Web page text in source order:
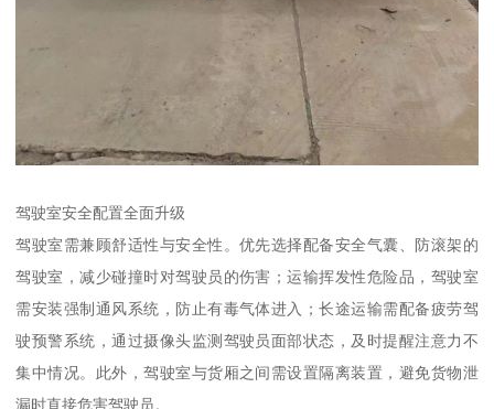
驾驶室安全配置全面升级​
驾驶室需兼顾舒适性与安全性。优先选择配备安全气囊、防滚架的
驾驶室，减少碰撞时对驾驶员的伤害；运输挥发性危险品，驾驶室
需安装强制通风系统，防止有毒气体进入；长途运输需配备疲劳驾
驶预警系统，通过摄像头监测驾驶员面部状态，及时提醒注意力不
集中情况。此外，驾驶室与货厢之间需设置隔离装置，避免货物泄
漏时直接危害驾驶员。​